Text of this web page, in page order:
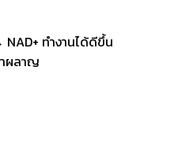
NAD+ ทำงานได้ดีขึ้น
าผลาญ